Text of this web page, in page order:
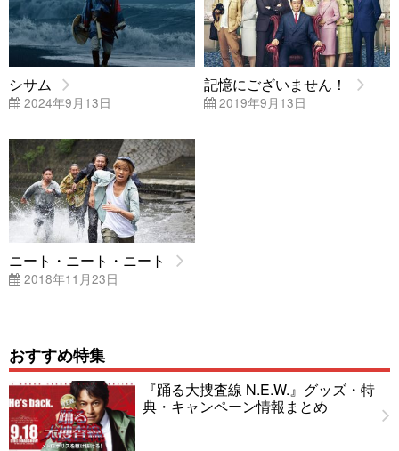
シサム
2024年9月13日
記憶にございません！
2019年9月13日
ニート・ニート・ニート
2018年11月23日
おすすめ特集
『踊る大捜査線 N.E.W.』グッズ・特
典・キャンペーン情報まとめ